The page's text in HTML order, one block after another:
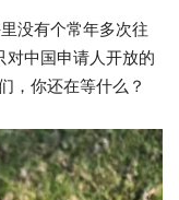
没有个常年多次往
对中国申请人开放的
，你还在等什么？